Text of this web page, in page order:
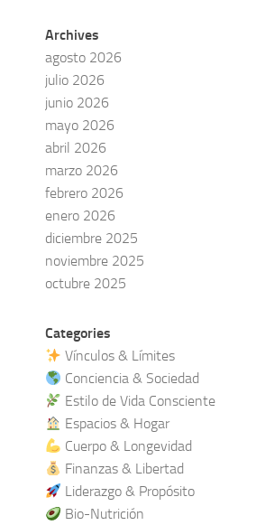
Archives
agosto 2026
julio 2026
junio 2026
mayo 2026
abril 2026
marzo 2026
febrero 2026
enero 2026
diciembre 2025
noviembre 2025
octubre 2025
Categories
Vínculos & Límites
Conciencia & Sociedad
Estilo de Vida Consciente
Espacios & Hogar
Cuerpo & Longevidad
Finanzas & Libertad
Liderazgo & Propósito
Bio-Nutrición